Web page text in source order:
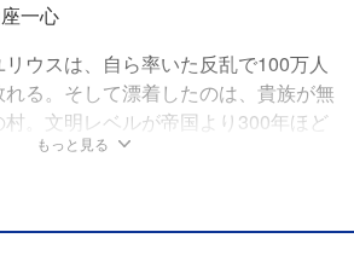
一心
ウスは、自ら率いた反乱で100万人
る。そして漂着したのは、貴族が無
。文明レベルが帝国より300年ほど
リウスは第二の人生を歩もうとする
しい。異形の生物、銃火器の暴発、
明の概念――。原理の異なる2つの
た男・ユリウスの「将軍としての生
もっと見る